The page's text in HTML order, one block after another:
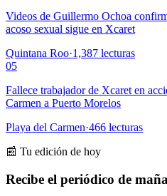
Videos de Guillermo Ochoa
acoso sexual sigue en Xcaret
Quintana Roo·1,387 lecturas
05
Fallece trabajador de Xcaret en
Carmen a Puerto Morelos
Playa del Carmen·466 lecturas
📰 Tu edición de hoy
Recibe el periódico de